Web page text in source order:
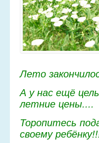
Лето
А у нас ещё
летние цены....
Торопитесь
своему